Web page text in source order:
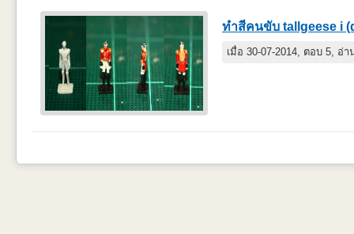
ทำสีคนขับ tallgeese i
เมื่อ 30-07-2014, ตอบ 5, อ่า